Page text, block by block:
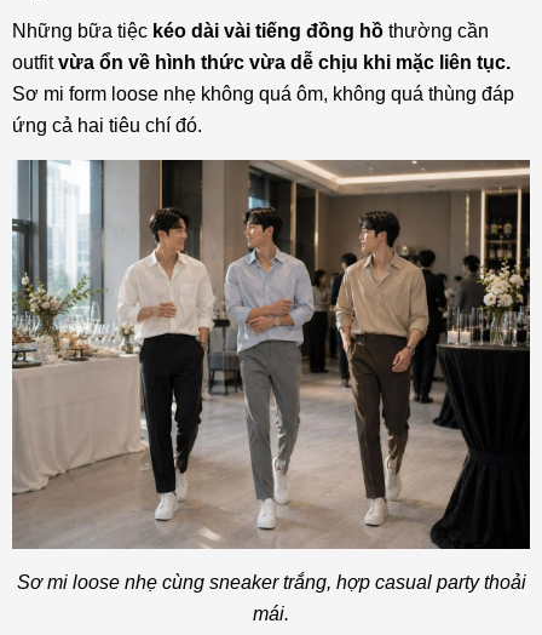
Những bữa tiệc kéo dài vài tiếng đồng hồ thường cần
outfitvừa ổn về hình thức vừa dễ chịu khi mặc liên tục.
Sơ mi form loose nhẹ không quá ôm, không quá thùng đáp
ứng cả hai tiêu chí đó.
Sơ mi loose nhẹ cùng sneaker trắng, hợp casual party thoải
mái.